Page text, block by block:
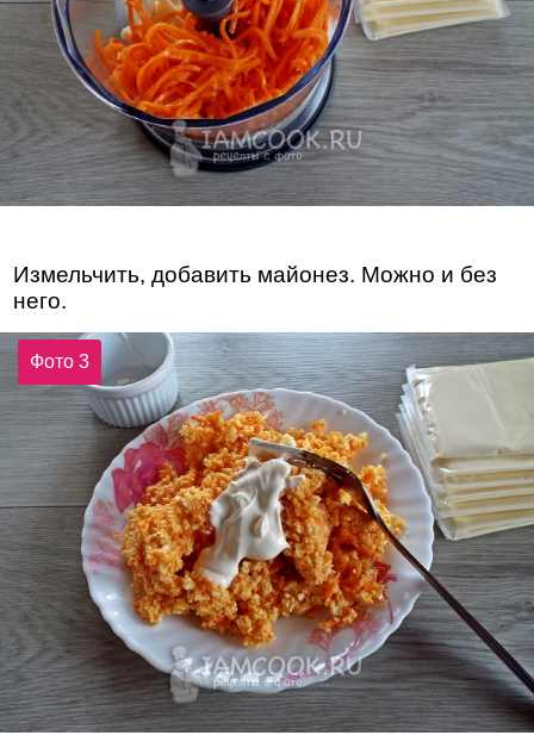
Измельчить, добавить майонез. Можно и без
него.
Фото 3